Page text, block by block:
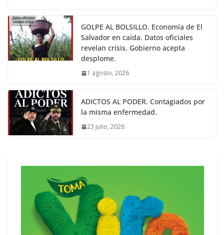
GOLPE AL BOLSILLO. Economía de El
Salvador en caída. Datos oficiales
revelan crisis. Gobierno acepta
desplome.
1 agosto, 2026
ADICTOS AL PODER. Contagiados por
la misma enfermedad.
23 julio, 2026